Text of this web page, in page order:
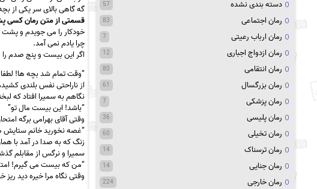
گه گاهی بالای سر یکی از
قسمتی از متن رمان کسی
خودکار را می جویدم و
چرا یادم نمی آمد.
اگر این بیست و پنج صدم
“وقت تمام شد بچه ها! لطفا
از ناراحتی نفس بلندی کشیدم
نگاهم به سمیرا افتاد که
“باشد! این بیست مال تو”
وقتی آقای بهرامی برگه
“غصه نخورید خانم ستایش
زنگ که به صدا در آمد با
سمیرا و نرگس از مقابلم
“من که بیست می گیرم!
وقتی نگاه مرا خیره دید
دسته بندی نشده 57
رمان اجتماعی 83
رمان ارباب رعیتی 7
رمان ازدواج اجباری 12
رمان انتقامی 80
رمان بزرگسال 61
رمان پزشکی 7
رمان پلیسی 36
رمان تخیلی 60
رمان ترسناک 14
رمان جنایی 14
رمان خارجی 224